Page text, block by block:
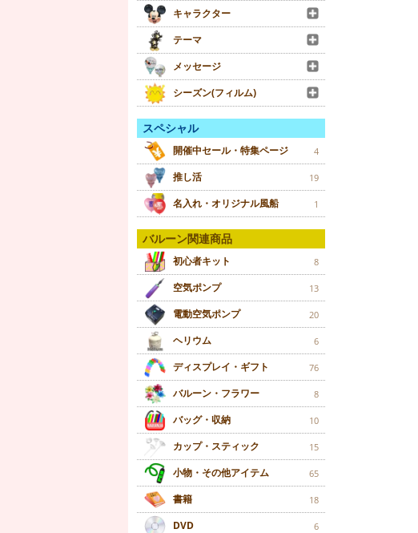
キャラクター
テーマ
メッセージ
シーズン(フィルム)
スペシャル
開催中セール・特集ページ 4
推し活 19
名入れ・オリジナル風船 1
バルーン関連商品
初心者キット 8
空気ポンプ 13
電動空気ポンプ 20
ヘリウム 6
ディスプレイ・ギフト 76
バルーン・フラワー 8
バッグ・収納 10
カップ・スティック 15
小物・その他アイテム 65
書籍 18
DVD 6